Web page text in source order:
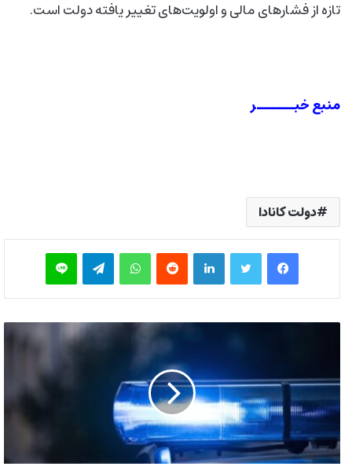
تازه از فشارهای مالی و اولویت‌های تغییر یافته دولت است.
منبع خبــــــر
دولت کانادا
فیس بوک توییتر لینکدین‫رددیت واتس آپ تلگرام لاین